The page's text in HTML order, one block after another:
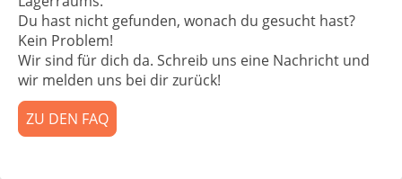
Du hast nicht gefunden, wonach du gesucht hast?
Kein Problem!
Wir sind für dich da. Schreib uns eine Nachricht und
wir melden uns bei dir zurück!
ZU DEN FAQ